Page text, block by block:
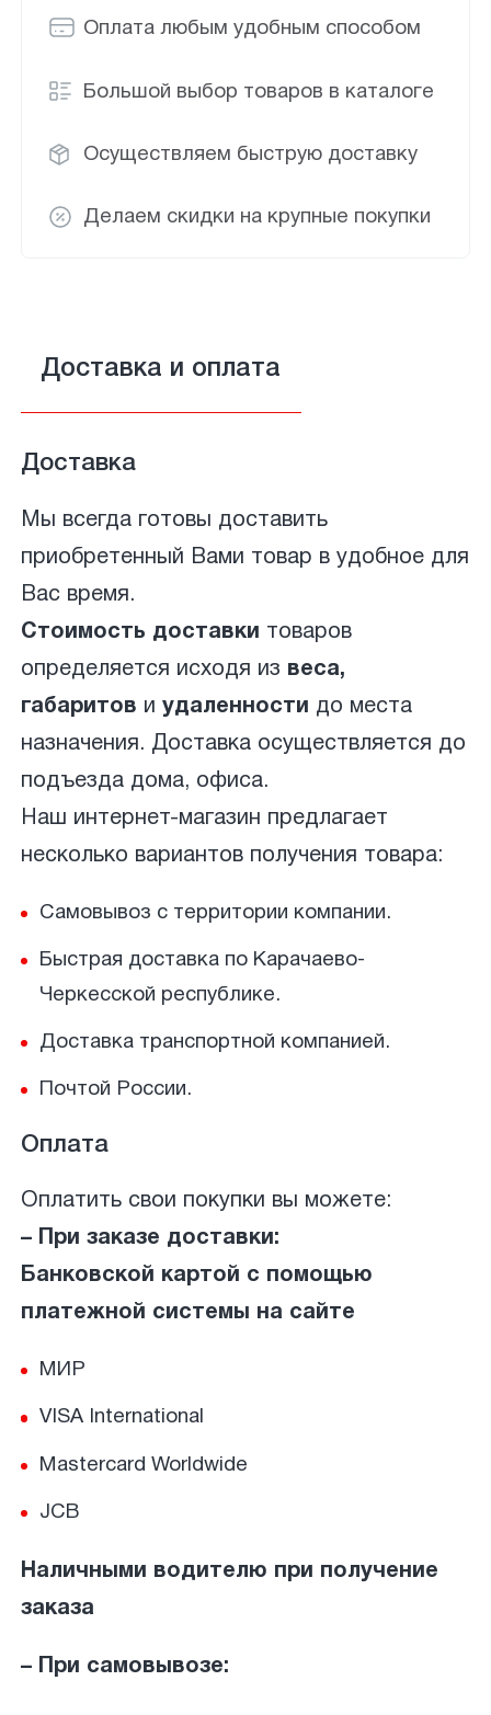
Оплата любым удобным способом
Большой выбор товаров в каталоге
Осуществляем быструю доставку
Делаем скидки на крупные покупки
Доставка и оплата
Доставка
Мы всегда готовы доставить
приобретенный Вами товар в удобное для
Вас время.
Стоимость доставки товаров
определяется исходя из веса,
габаритов и удаленности до места
назначения. Доставка осуществляется до
подъезда дома, офиса.
Наш интернет-магазин предлагает
несколько вариантов получения товара:
Самовывоз с территории компании.
Быстрая доставка по Карачаево-
Черкесской республике.
Доставка транспортной компанией.
Почтой России.
Оплата
Оплатить свои покупки вы можете:
– При заказе доставки:
Банковской картой с помощью
платежной системы на сайте
МИР
VISA International
Mastercard Worldwide
JCB
Наличными водителю при получение
заказа
– При самовывозе: